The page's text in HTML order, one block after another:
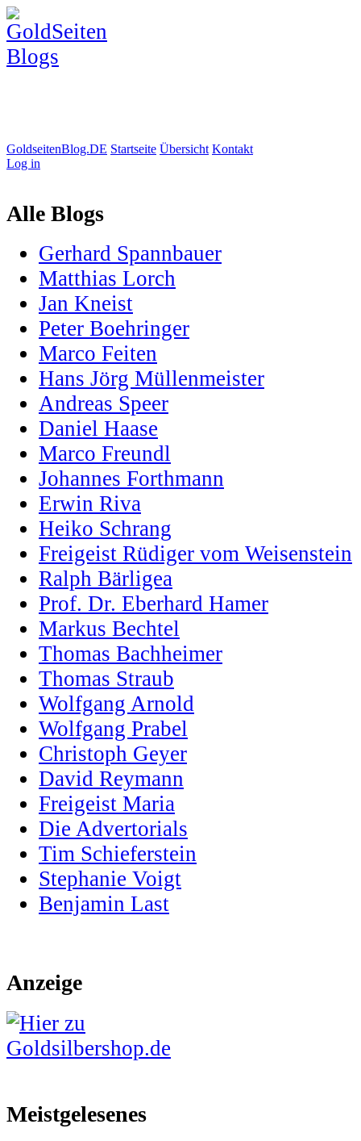
GoldseitenBlog.DE Startseite Übersicht Kontakt
Log in
Alle Blogs
Gerhard Spannbauer
Matthias Lorch
Jan Kneist
Peter Boehringer
Marco Feiten
Hans Jörg Müllenmeister
Andreas Speer
Daniel Haase
Marco Freundl
Johannes Forthmann
Erwin Riva
Heiko Schrang
Freigeist Rüdiger vom Weisenstein
Ralph Bärligea
Prof. Dr. Eberhard Hamer
Markus Bechtel
Thomas Bachheimer
Thomas Straub
Wolfgang Arnold
Wolfgang Prabel
Christoph Geyer
David Reymann
Freigeist Maria
Die Advertorials
Tim Schieferstein
Stephanie Voigt
Benjamin Last
Anzeige
Meistgelesenes